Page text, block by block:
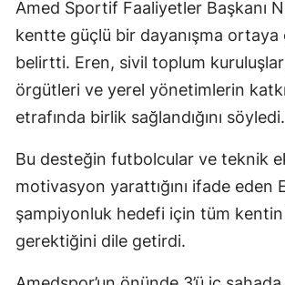
Amed Sportif Faaliyetler Başkanı
kentte güçlü bir dayanışma ortaya
belirtti. Eren, sivil toplum
örgütleri ve yerel yönetimlerin
etrafında birlik sağlandığını söyledi.
Bu desteğin futbolcular ve teknik
motivasyon yarattığını ifade eden
şampiyonluk hedefi için tüm
gerektiğini dile getirdi.